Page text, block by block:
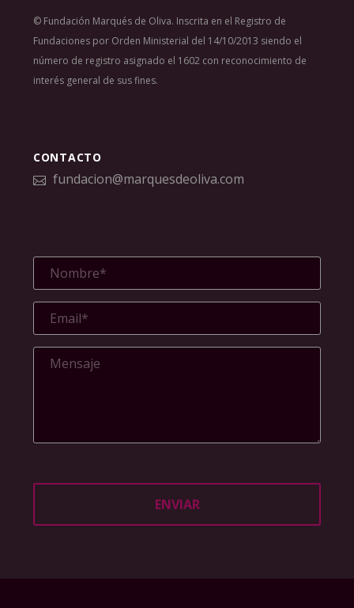
© Fundación Marqués de Oliva. Inscrita en el Registro de
Fundaciones por Orden Ministerial del 14/10/2013 siendo el
número de registro asignado el 1602 con reconocimiento de
interés general de sus fines.
CONTACTO
fundacion@marquesdeoliva.com